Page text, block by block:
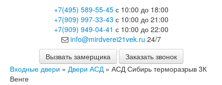
Двери с терморазрывом для улицы
Противопожарные двери
Двери Бункер
Двери Лекс
Двери Рыцарь
Двери Термодор
Арктика
+7(495) 589-55-45с 10:00 до 18:00
+7(909) 997-33-43 с 10:00 до 21:00
+7(909) 949-04-41 с 10:00 до 22:00
info@mirdverei21vek.ru 24/7
Вызвать замерщика
Заказать звонок
Входные двери » Двери АСД» АСД Сибирь терморазрыв 3К
Венге